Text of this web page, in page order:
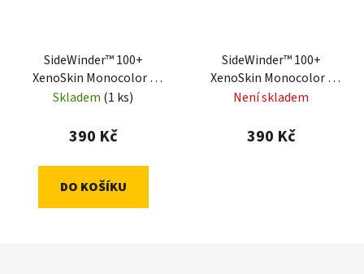
SideWinder™ 100+
XenoSkin Monocolor -
Blue
Skladem (1 ks)
390 Kč
DO KOŠÍKU
SideWinder™ 100+
XenoSkin Monocolor -
Green
Není skladem
390 Kč